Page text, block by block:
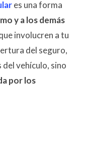
es una forma
y a los demás
involucren a tu
del seguro,
vehículo, sino
por los